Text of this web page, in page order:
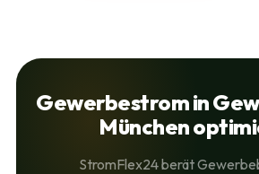
Gewerbestrom in
München
StromFlex24 berät